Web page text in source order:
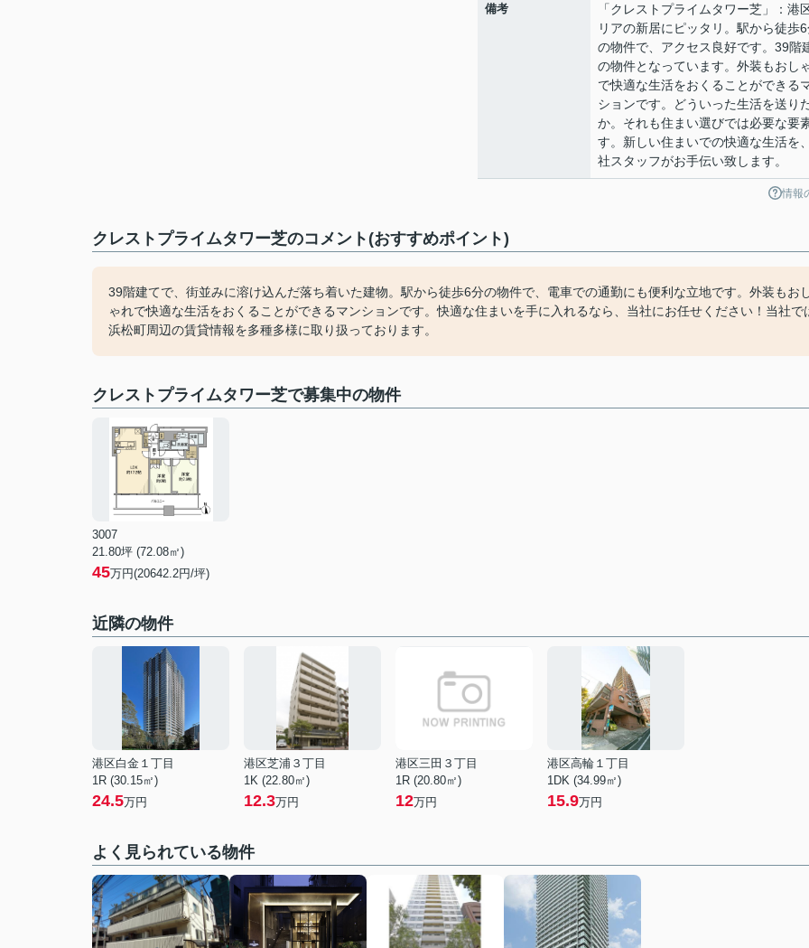
備考
「クレストプライムタワー芝」：港
リアの新居にピッタリ。駅から徒歩
の物件で、アクセス良好です。39階
の物件となっています。外装もおし
で快適な生活をおくることができる
ションです。どういった生活を送り
か。それも住まい選びでは必要な要
す。新しい住まいでの快適な生活を
社スタッフがお手伝い致します。
情報
クレストプライムタワー芝のコメント(おすすめポイント)
39階建てで、街並みに溶け込んだ落ち着いた建物。駅から徒歩6分の物件で、電車での通勤にも便利な立地です。外装もお
ゃれで快適な生活をおくることができるマンションです。快適な住まいを手に入れるなら、当社にお任せください！当社で
浜松町周辺の賃貸情報を多種多様に取り扱っております。
クレストプライムタワー芝で募集中の物件
3007
21.80坪 (72.08㎡)
45万円(20642.2円/坪)
近隣の物件
港区白金１丁目
1R (30.15㎡)
24.5万円
港区芝浦３丁目
1K (22.80㎡)
12.3万円
港区三田３丁目
1R (20.80㎡)
12万円
港区高輪１丁目
1DK (34.99㎡)
15.9万円
よく見られている物件